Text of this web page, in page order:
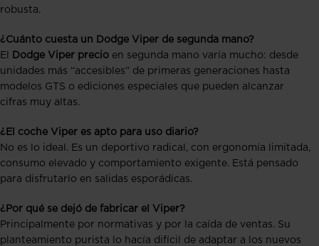
robusta.
¿Cuánto cuesta un Dodge Viper de segunda mano?
El
Dodge Viper precio en segunda mano varía mucho: desde
unidades más “accesibles” de primeras generaciones hasta
modelos GTS o ediciones especiales que pueden alcanzar
cifras muy altas.
¿El coche Viper es apto para uso diario?
No es lo ideal. Es un deportivo radical, con ergonomía limitada,
consumo elevado y comportamiento exigente. Está pensado
para disfrutarlo en salidas esporádicas.
¿Por qué se dejó de fabricar el Viper?
Principalmente por normativas y por la caída de ventas. Su
planteamiento purista lo hacía difícil de adaptar a los nuevos